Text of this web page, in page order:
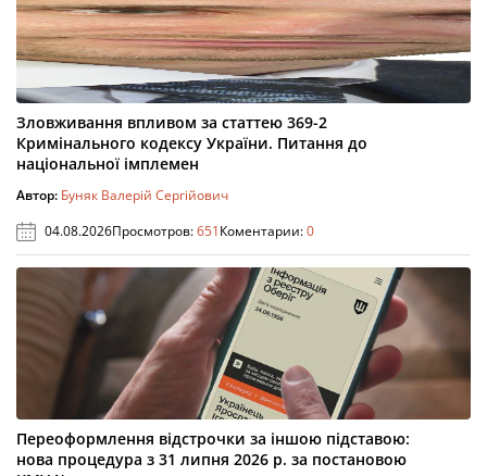
Зловживання впливом за статтею 369-2
Кримінального кодексу України. Питання до
національної імплемен
Автор: Буняк Валерій Сергійович
04.08.2026Просмотров:651Коментарии:0
Переоформлення відстрочки за іншою підставою:
нова процедура з 31 липня 2026 р. за постановою